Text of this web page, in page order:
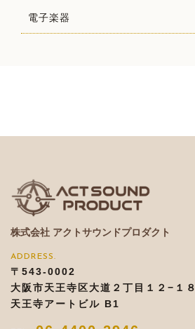
電子楽器
株式会社 アクトサウンドプロダクト
〒543-0002
大阪市天王寺区大道２丁目１２−１８
天王寺アートビル B1